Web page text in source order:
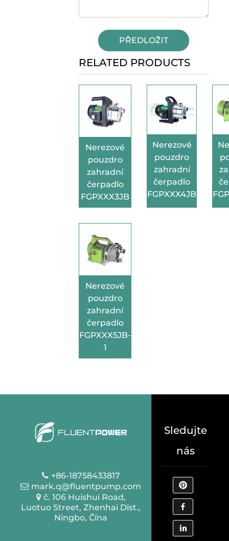
PŘEDLOŽIT
RELATED PRODUCTS
Nerezové
pouzdro
zahradní
čerpadlo
FGPXXX3JB
Nerezové
pouzdro
zahradní
čerpadlo
FGPXXX4JB
Nerezové
pouzdro
zahradní
čerpadlo
FGPXXX5JB-
1
+86-18758433817
mark.q@fluentpump.com
č. 106 Huishui Road,
Luotuo Street, Zhenhai Dist.,
Ningbo, Čína
Sledujte
nás